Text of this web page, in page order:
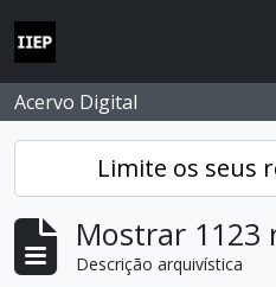
Skip to main content
Acervo Digital
Limite os seus
Mostrar 1123
Descrição arquivística